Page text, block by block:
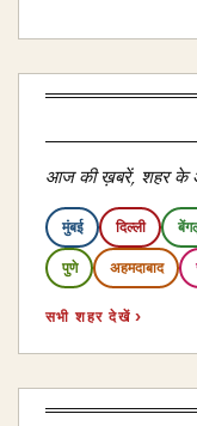
आज की ख़बरें, शहर के
मुंबई दिल्ली
पुणे अहमदाबाद
सभी शहर देखें ›